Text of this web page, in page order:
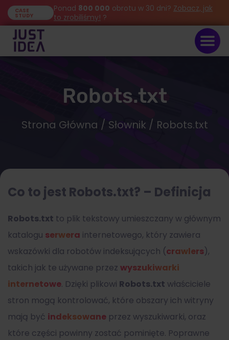
CASE
STUDY
Ponad 800 000 obrotu w 30 dni? Zobacz, jak
to zrobiliśmy! ?
Robots.txt
Strona Główna / Słownik / Robots.txt
Co to jest Robots.txt? – Definicja
Robots.txt to plik tekstowy umieszczany w głównym
katalogu serwera internetowego, który zawiera
wskazówki dla robotów indeksujących (crawlers),
takich jak te używane przez wyszukiwarki
internetowe. Dzięki plikowi Robots.txt właściciele
stron mogą kontrolować, które obszary ich witryny
mają być indeksowane przez wyszukiwarki, oraz
które części powinny zostać pominięte. Poprawne